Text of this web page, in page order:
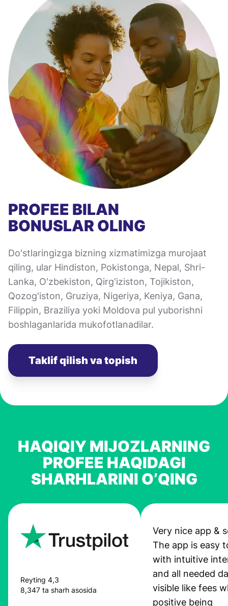
PROFEE BILAN
BONUSLAR OLING
Do'stlaringizga bizning xizmatimizga murojaat
qiling, ular Hindiston, Pokistonga, Nepal, Shri-
Lanka, O'zbekiston, Qirg'iziston, Tojikiston,
Qozog'iston, Gruziya, Nigeriya, Keniya, Gana,
Filippin, Braziliya yoki Moldova pul yuborishni
boshlaganlarida mukofotlanadilar.
Taklif qilish va topish
HAQIQIY MIJOZLARNING
PROFEE HAQIDAGI
SHARHLARINI O’QING
Reyting 4,3
8,347 ta sharh asosida
Very nice app &
The app is easy
with intuitive
and all needed
visible like fees
positive being